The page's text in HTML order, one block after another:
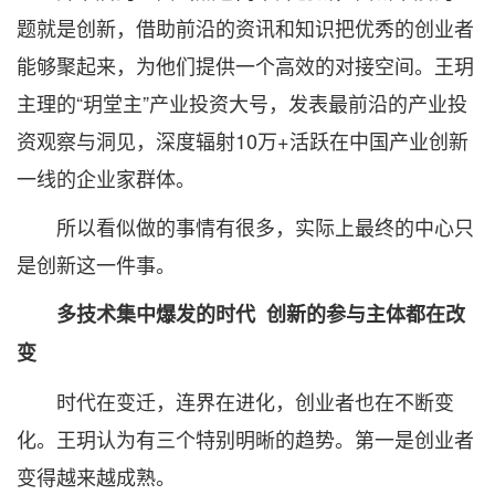
题就是创新，借助前沿的资讯和知识把优秀的创业者
能够聚起来，为他们提供一个高效的对接空间。王玥
主理的“玥堂主”产业投资大号，发表最前沿的产业投
资观察与洞见，深度辐射10万+活跃在中国产业创新
一线的企业家群体。
所以看似做的事情有很多，实际上最终的中心只
是创新这一件事。
多技术集中爆发的时代 创新的参与主体都在改
变
时代在变迁，连界在进化，创业者也在不断变
化。王玥认为有三个特别明晰的趋势。第一是创业者
变得越来越成熟。